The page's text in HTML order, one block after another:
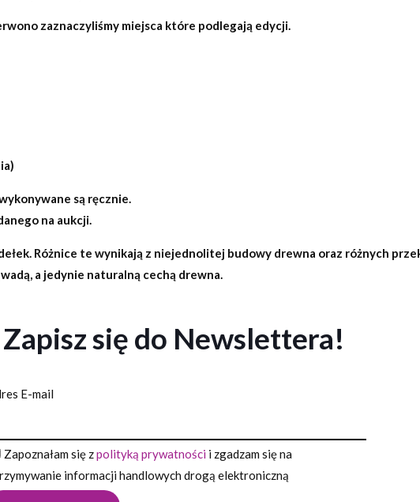
zaznaczyliśmy miejsca które podlegają edycji.
są ręcznie.
na aukcji.
Różnice te wynikają z niejednolitej budowy drewna oraz różnych
a jedynie naturalną cechą drewna.
Zapisz się do Newslettera!
E-mail
Zapoznałam się zpolityką prywatności i zgadzam się na
informacji handlowych drogą elektroniczną